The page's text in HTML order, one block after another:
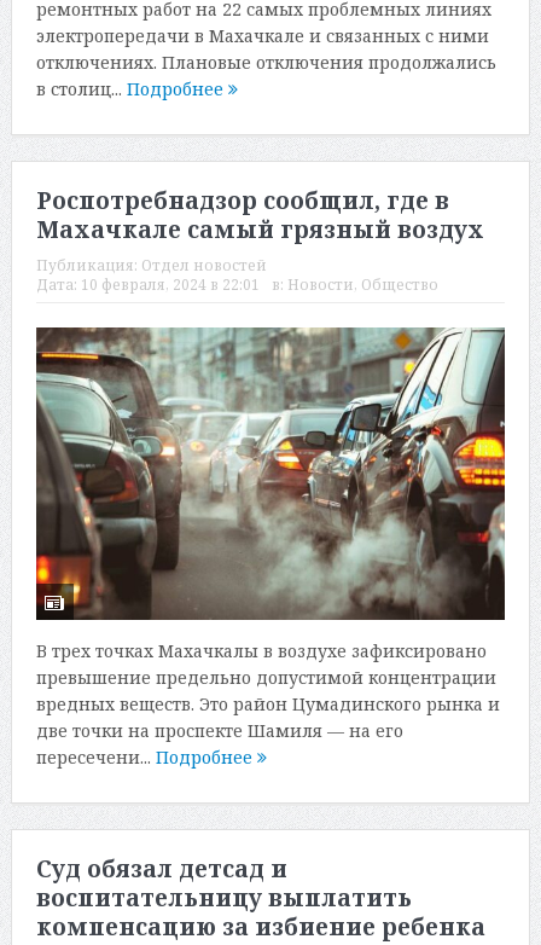
ремонтных работ на 22 самых проблемных линиях
электропередачи в Махачкале и связанных с ними
отключениях. Плановые отключения продолжались
в столиц... Подробнее
Роспотребнадзор сообщил, где в
Махачкале самый грязный воздух
Публикация: Отдел новостей
Дата: 10 февраля, 2024 в 22:01 в: Новости, Общество
В трех точках Махачкалы в воздухе зафиксировано
превышение предельно допустимой концентрации
вредных веществ. Это район Цумадинского рынка и
две точки на проспекте Шамиля — на его
пересечени... Подробнее
Суд обязал детсад и
воспитательницу выплатить
компенсацию за избиение ребенка